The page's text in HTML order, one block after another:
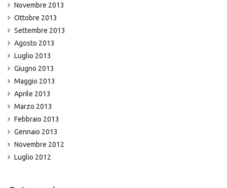
Novembre 2013
Ottobre 2013
Settembre 2013
Agosto 2013
Luglio 2013
Giugno 2013
Maggio 2013
Aprile 2013
Marzo 2013
Febbraio 2013
Gennaio 2013
Novembre 2012
Luglio 2012